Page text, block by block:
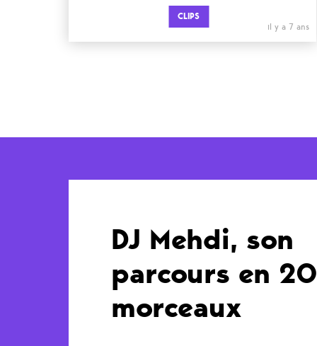
CLIPS
il y a 7 ans
DJ Mehdi, son
parcours en 20
morceaux